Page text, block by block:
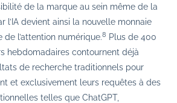
de la marque au sein même de la
l’IA devient ainsi la nouvelle monnaie
de l’attention numérique.8 Plus de 400
hebdomadaires contournent déjà
de recherche traditionnels pour
et exclusivement leurs requêtes à des
telles que ChatGPT,